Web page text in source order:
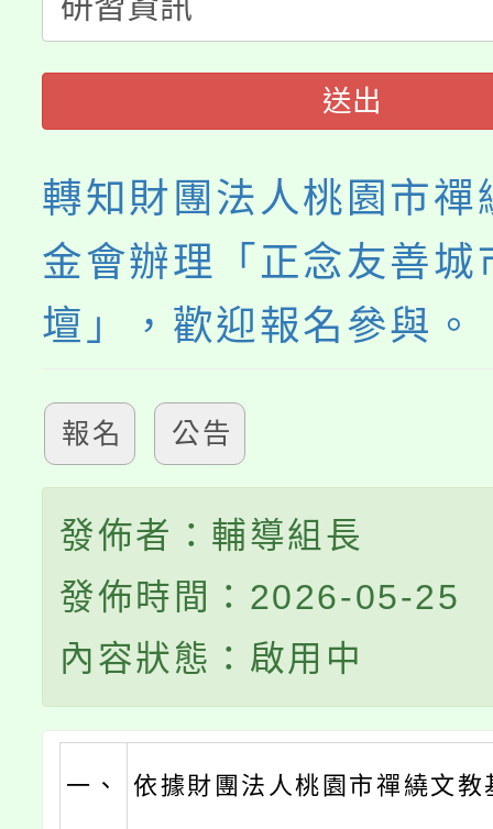
者。
份教師研習
淨零綠生活教案入校路
會
115年食農教育專業人
程
送出
轉知財團法人桃園市禪
金會辦理「正念友善城
壇」，歡迎報名參與。
報名 公告
發佈者：輔導組長
發佈時間：2026-05-25
內容狀態：啟用中
一、 依據財團法人桃園市禪繞文